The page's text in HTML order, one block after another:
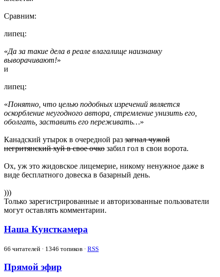
Сравним:
липец:
«Да за такие дела в реале влагалище наизнанку
выворачивают!»
и
липец:
«Понятно, что целью подобных изречений является
оскорбление неугодного автора, стремление унизить его,
оболгать, заставить его переживать…»
Канадский утырок в очередной раз загнал чужой
негритянский хуй в свое очко забил гол в свои ворота.
Ох, уж это жидовское лицемерие, никому ненужное даже в
виде бесплатного довеска в базарный день.
)))
Только зарегистрированные и авторизованные пользователи
могут оставлять комментарии.
Наша Кунсткамера
66 читателей · 1346 топиков · RSS
Прямой эфир